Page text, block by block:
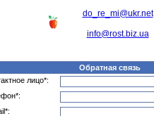
do_re_mi@ukr.net
info@rost.biz.ua
Обратная связь
лицо*:
*:
*: